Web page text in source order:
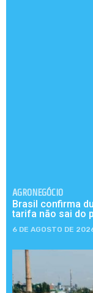
AGRONEGÓCIO
Brasil confirma
tarifa não sai do
6 DE AGOSTO DE